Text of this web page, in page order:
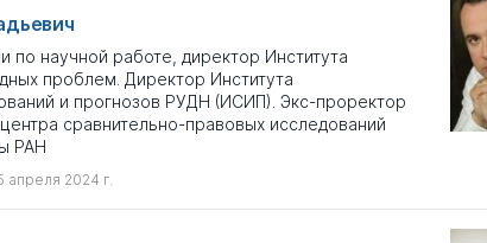
по научной работе, директор Института
проблем. Директор Института
и прогнозов РУДН (ИСИП). Экс-проректор
сравнительно-правовых исследований
РАН
2024 г.